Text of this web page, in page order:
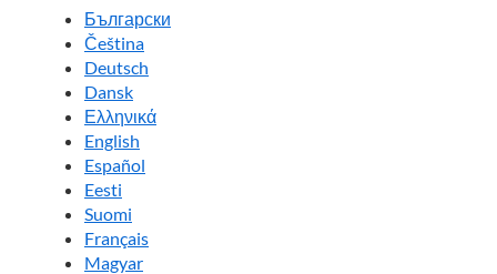
Български
Čeština
Deutsch
Dansk
Ελληνικά
English
Español
Eesti
Suomi
Français
Magyar